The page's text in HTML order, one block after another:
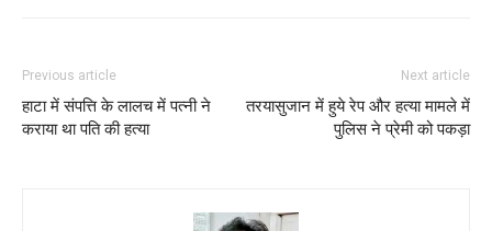
Previous article
हाटा में संपत्ति के लालच में पत्नी ने
कराया था पति की हत्या
Next article
तरयासुजान में हुये रेप और हत्या मामले में
पुलिस ने प्रेमी को पकड़ा